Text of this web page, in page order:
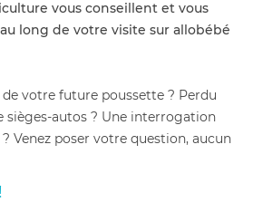
vous conseillent et vous
long de votre visite sur allobébé
votre future poussette ? Perdu
sièges-autos ? Une interrogation
Venez poser votre question, aucun